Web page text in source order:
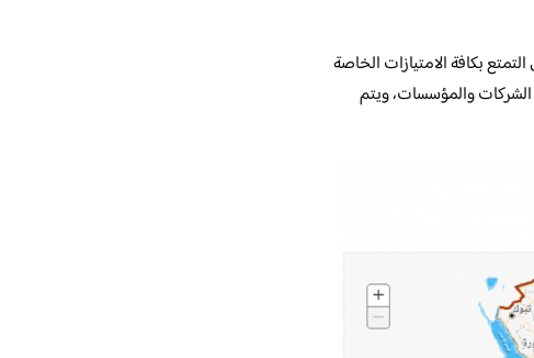
بكافة الامتيازات الخاصة
الشركات والمؤسسات، ويتم